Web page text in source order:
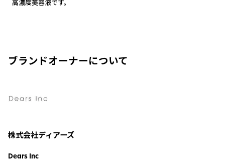
高濃度美容液です。
ブランドオーナーについて
株式会社ディアーズ
Dears Inc